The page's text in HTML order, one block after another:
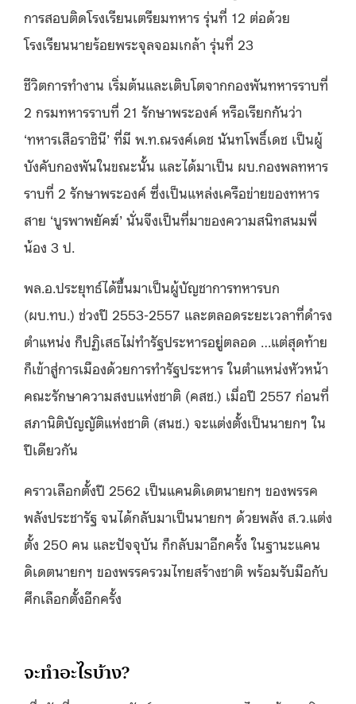
การสอบติดโรงเรียนเตรียมทหาร รุ่นที่ 12 ต่อด้วย
โรงเรียนนายร้อยพระจุลจอมเกล้า รุ่นที่ 23
ชีวิตการทำงาน เริ่มต้นและเติบโตจากกองพันทหารราบที่
2 กรมทหารราบที่ 21 รักษาพระองค์ หรือเรียกกันว่า
‘ทหารเสือราชินี’ ที่มี พ.ท.ณรงค์เดช นันทโพธิ์เดช เป็นผู้
บังคับกองพันในขณะนั้น และได้มาเป็น ผบ.กองพลทหาร
ราบที่ 2 รักษาพระองค์ ซึ่งเป็นแหล่งเครือข่ายของทหาร
สาย ‘บูรพาพยัคฆ์’ นั่นจึงเป็นที่มาของความสนิทสนมพี่
น้อง 3 ป.
พล.อ.ประยุทธ์ได้ขึ้นมาเป็นผู้บัญชาการทหารบก
(ผบ.ทบ.) ช่วงปี 2553-2557 และตลอดระยะเวลาที่ดำรง
ตำแหน่ง ก็ปฏิเสธไม่ทำรัฐประหารอยู่ตลอด …แต่สุดท้าย
ก็เข้าสู่การเมืองด้วยการทำรัฐประหาร ในตำแหน่งหัวหน้า
คณะรักษาความสงบแห่งชาติ (คสช.) เมื่อปี 2557 ก่อนที่
สภานิติบัญญัติแห่งชาติ (สนช.) จะแต่งตั้งเป็นนายกฯ ใน
ปีเดียวกัน
คราวเลือกตั้งปี 2562 เป็นแคนดิเดตนายกฯ ของพรรค
พลังประชารัฐ จนได้กลับมาเป็นนายกฯ ด้วยพลัง ส.ว.แต่ง
ตั้ง 250 คน และปัจจุบัน ก็กลับมาอีกครั้ง ในฐานะแคน
ดิเดตนายกฯ ของพรรครวมไทยสร้างชาติ พร้อมรับมือกับ
ศึกเลือกตั้งอีกครั้ง
จะทำอะไรบ้าง?